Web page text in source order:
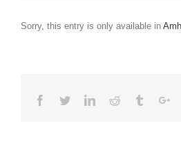
Sorry, this entry is only available in
Facebook
TwitterLinkedinReddit Tumblr